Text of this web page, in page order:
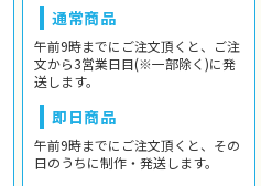
通常商品
午前9時までにご注文頂くと、ご注
文から3営業日目(※一部除く)に発
送します。
即日商品
午前9時までにご注文頂くと、その
日のうちに制作・発送します。